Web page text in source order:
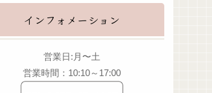
インフォメーション
営業日:月〜土
営業時間：10:10～17:00